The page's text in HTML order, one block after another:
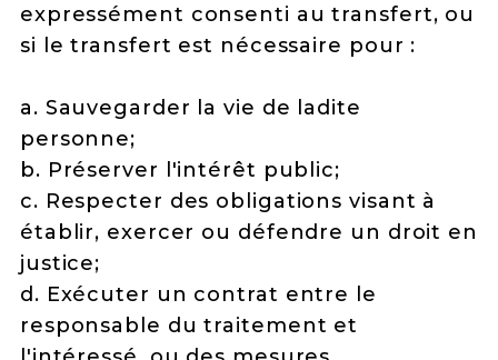
expressément consenti au transfert, ou
si le transfert est nécessaire pour :
a. Sauvegarder la vie de ladite
personne;
b. Préserver l'intérêt public;
c. Respecter des obligations visant à
établir, exercer ou défendre un droit en
justice;
d. Exécuter un contrat entre le
responsable du traitement et